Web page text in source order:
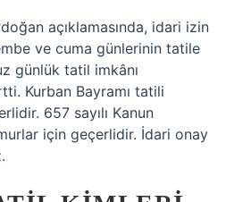
açıklamasında, idari izin
ve cuma günlerinin tatile
günlük tatil imkânı
Kurban Bayramı tatili
657 sayılı Kanun
için geçerlidir. İdari onay